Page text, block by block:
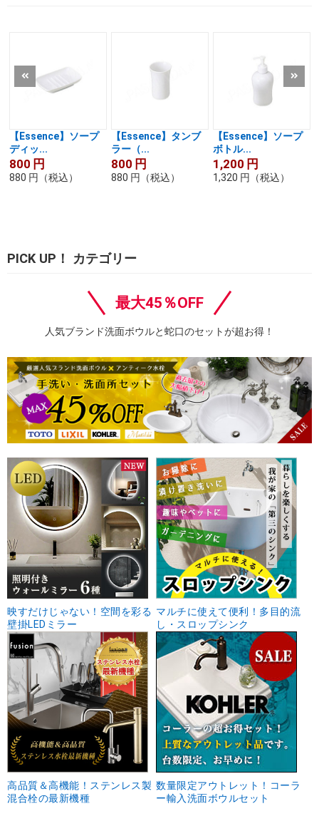
【Essence】ソープ
ディッ...
800 円
880 円 （税込）
【Essence】タンブ
ラー（...
800 円
880 円 （税込）
【Essence】ソープ
ボトル...
1,200 円
1,320 円 （税込）
PICK UP！ カテゴリー
最大45％OFF
人気ブランド洗面ボウルと蛇口のセットが超お得！
映すだけじゃない！空間を彩る
壁掛LEDミラー
マルチに使えて便利！多目的流
し・スロップシンク
高品質＆高機能！ステンレス製
混合栓の最新機種
数量限定アウトレット！コーラ
ー輸入洗面ボウルセット